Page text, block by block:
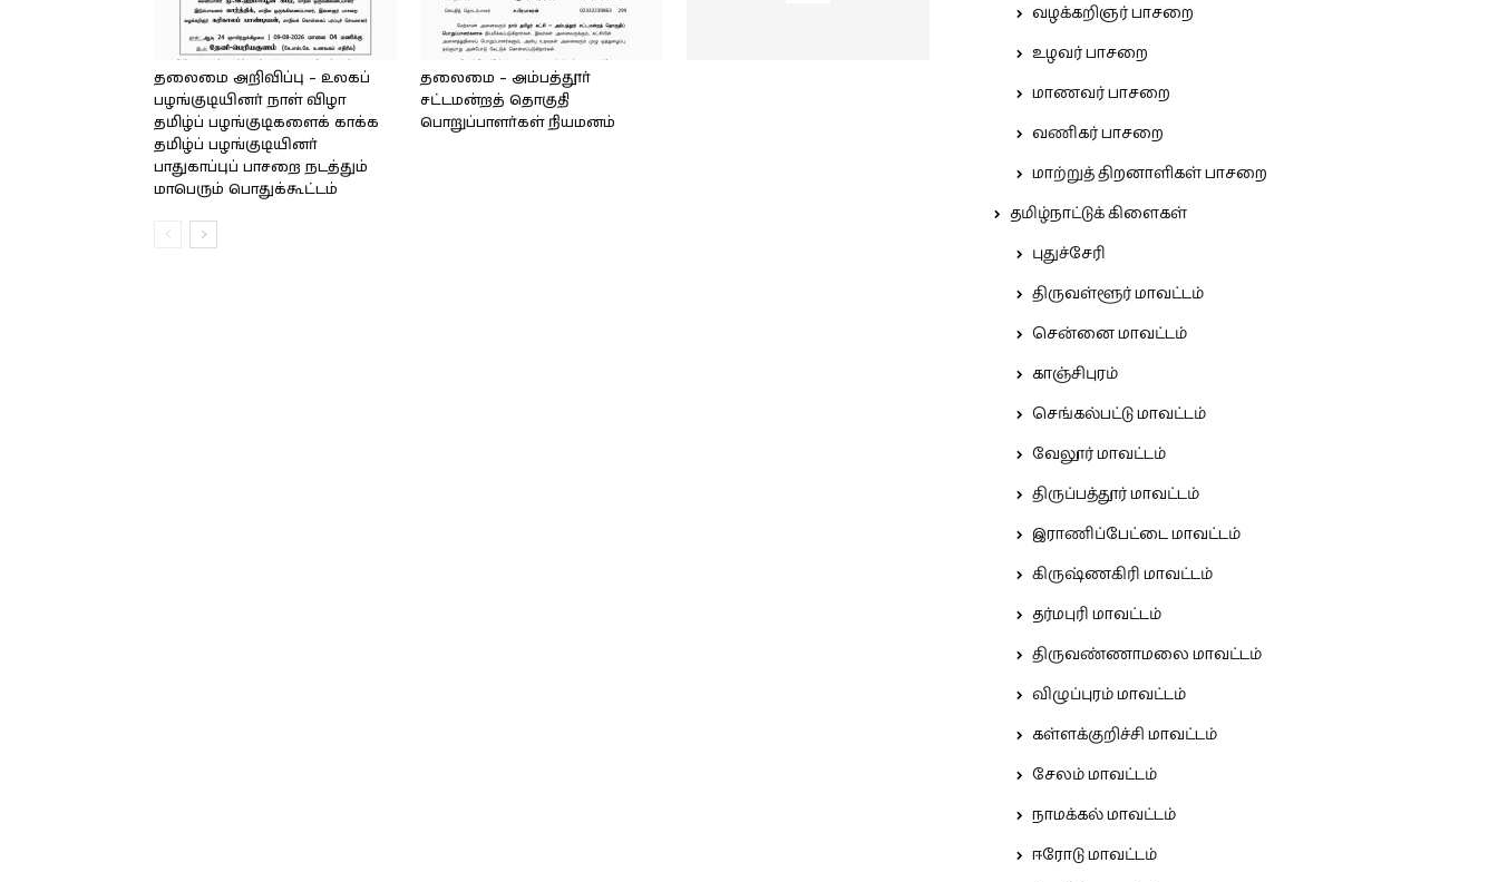
தலைமை அறிவிப்பு – உலகப்
பழங்குடியினர் நாள் விழா
தமிழ்ப் பழங்குடிகளைக் காக்க
தமிழ்ப் பழங்குடியினர்
பாதுகாப்புப் பாசறை நடத்தும்
மாபெரும் பொதுக்கூட்டம்
தலைமை – அம்பத்தூர்
சட்டமன்றத் தொகுதி
பொறுப்பாளர்கள் நியமனம்
வழக்கறிஞர் பாசறை
உழவர் பாசறை
மாணவர் பாசறை
வணிகர் பாசறை
மாற்றுத் திறனாளிகள் பாசறை
தமிழ்நாட்டுக் கிளைகள்
புதுச்சேரி
திருவள்ளூர் மாவட்டம்
சென்னை மாவட்டம்
காஞ்சிபுரம்
செங்கல்பட்டு மாவட்டம்
வேலூர் மாவட்டம்
திருப்பத்தூர் மாவட்டம்
இராணிப்பேட்டை மாவட்டம்
கிருஷ்ணகிரி மாவட்டம்
தர்மபுரி மாவட்டம்
திருவண்ணாமலை மாவட்டம்
விழுப்புரம் மாவட்டம்
கள்ளக்குறிச்சி மாவட்டம்
சேலம் மாவட்டம்
நாமக்கல் மாவட்டம்
ஈரோடு மாவட்டம்